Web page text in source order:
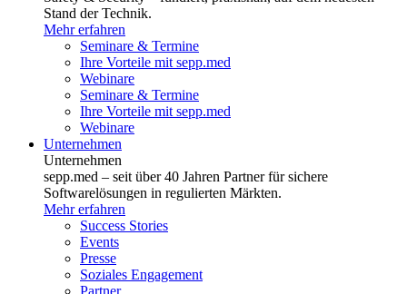
Stand der Technik.
Mehr erfahren
Seminare & Termine
Ihre Vorteile mit sepp.med
Webinare
Seminare & Termine
Ihre Vorteile mit sepp.med
Webinare
Unternehmen
Unternehmen
sepp.med – seit über 40 Jahren Partner für sichere
Softwarelösungen in regulierten Märkten.
Mehr erfahren
Success Stories
Events
Presse
Soziales Engagement
Partner